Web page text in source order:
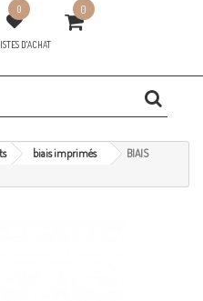
0
D'ACHAT
0
biais imprimés
BIAIS